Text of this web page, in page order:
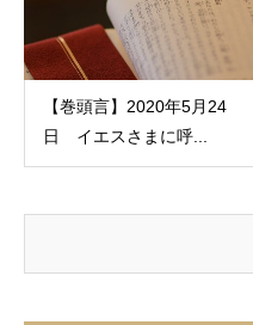
【巻頭言】2020年5月24
日 イエスさまに呼...